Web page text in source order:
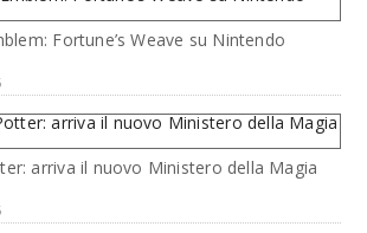
Fortune’s Weave su Nintendo
arriva il nuovo Ministero della Magia